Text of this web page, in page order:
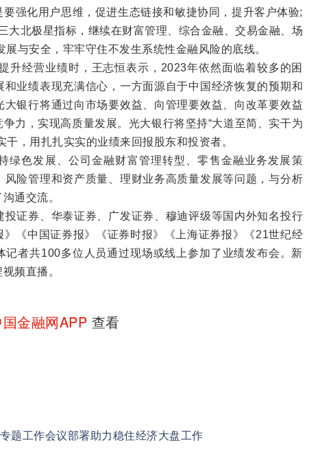
强化用户思维，促进生态链接和敏捷协同，提升客户体验;
大北极星指标，继续在财富管理、综合金融、交易金融、场
与安全，牢牢守住不发生系统性金融风险的底线。
经营业绩时，王志恒表示，2023年依然面临着较多的困
业绩表现充满信心，一方面源自于中国经济恢复的预期和
银行将通过向市场要效益、向管理要效益、向改革要效益
力，实现高质量发展。光大银行将坚持“大道至简、实干为
，用扎扎实实的业绩来回报股东和投资者。
色发展、公司金融财富管理转型、零售金融业务发展策
险管理和资产质量、理财业务高质量发展等问题，与分析
通交流。
券、华泰证券、广发证券、穆迪评级等国内外知名投行
《中国证券报》《证券时报》《上海证券报》《21世纪经
记者共100多位人员通过现场或线上参加了业绩发布会。新
频直播。
金融网APP 查看
题工作会议部署助力稳住经济大盘工作